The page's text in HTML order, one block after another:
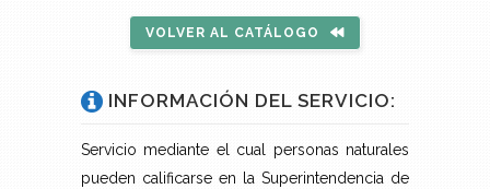
VOLVER AL CATÁLOGO
INFORMACIÓN DEL SERVICIO:
Servicio mediante el cual personas naturales
pueden calificarse en la Superintendencia de